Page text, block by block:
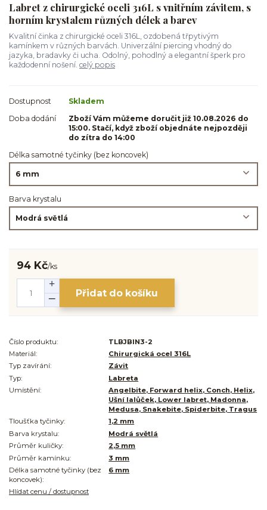
Labret z chirurgické oceli 316L s vnitřním závitem, s
horním krystalem různých délek a barev
Kvalitní činka z chirurgické oceli 316L, ozdobená třpytivým
kamínkem v různých barvách. Univerzální piercing vhodný do
jazyka, bradavky či ucha. Odolný, pohodlný a elegantní šperk pro
každodenní nošení. celý popis
Dostupnost
Skladem
Doba dodání
Zboží Vám můžeme doručit již 10.08.2026 do
15:00. Stačí, když zboží objednáte nejpozději
do zítra do 14:00
Délka samotné tyčinky (bez koncovek)
Barva krystalu
94 Kč/ks
Přidat do košíku
Číslo produktu:
TLBJBIN3-2
Materiál:
Chirurgická ocel 316L
Typ zavírání:
Závit
Typ:
Labreta
Umístění:
Angelbite, Forward helix, Conch, Helix,
Ušní lalůček, Lower labret, Madonna,
Medusa, Snakebite, Spiderbite, Tragus
Tloušťka tyčinky:
1,2 mm
Barva krystalu:
Modrá světlá
Průměr kuličky:
2,5 mm
Průměr kamínku:
3 mm
Délka samotné tyčinky (bez
koncovek):
6 mm
Hlídat cenu / dostupnost